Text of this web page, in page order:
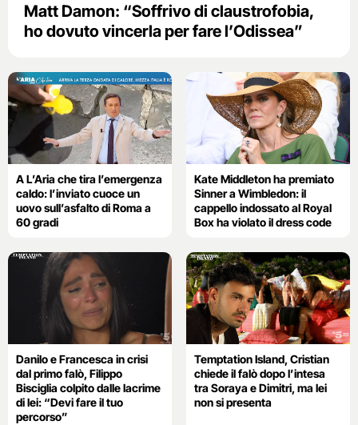
Matt Damon: “Soffrivo di claustrofobia,
ho dovuto vincerla per fare l’Odissea”
A L’Aria che tira l’emergenza
caldo: l’inviato cuoce un
uovo sull’asfalto di Roma a
60 gradi
Kate Middleton ha premiato
Sinner a Wimbledon: il
cappello indossato al Royal
Box ha violato il dress code
Danilo e Francesca in crisi
dal primo falò, Filippo
Bisciglia colpito dalle lacrime
di lei: “Devi fare il tuo
percorso”
Temptation Island, Cristian
chiede il falò dopo l’intesa
tra Soraya e Dimitri, ma lei
non si presenta